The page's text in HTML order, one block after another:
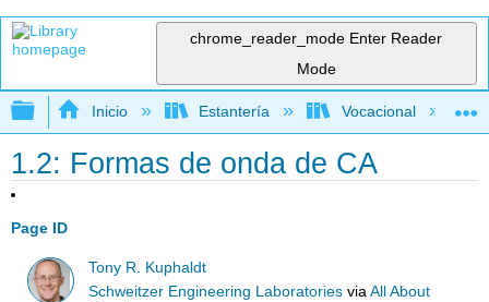
chrome_reader_mode Enter Reader
Mode
Expandir/contraer jerarquía global
Inicio Estantería Vocacional
1.2: Formas de onda de CA
Page ID
Tony R. Kuphaldt
Schweitzer Engineering Laboratories viaAll About